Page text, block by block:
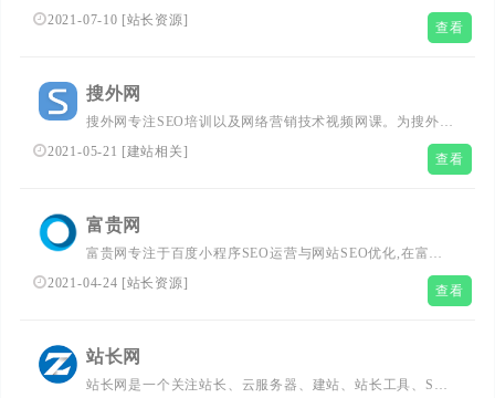
贝课凡seo线上培训班更加注重实战优化排名技术,提供海量
网站seo免费教程,系统的seo优化培训课程体系提高学员的
2021-07-10 [站长资源] 查看
搜外网
搜外网专注SEO培训以及网络营销技术视频网课。为搜外用
户提供符合网站SEO优化技术的建站系统搜外6系统、设计
2021-05-21 [建站相关] 查看
富贵网
富贵网专注于百度小程序SEO运营与网站SEO优化,在富贵
网中为大家提供小程序运营经验、网站SEO诊断、网站策划
运营、商家号、小程序运营优化开发等相关知识教程。...
2021-04-24 [站长资源] 查看
站长网
站长网是一个关注站长、云服务器、建站、站长工具、SEO